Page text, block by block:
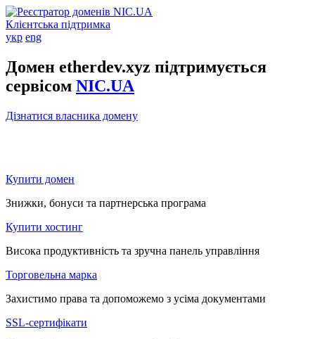
Клієнтська підтримка
укр eng
Домен etherdev.xyz підтримується
сервісом NIC.UA
Дізнатися власника домену
Купити домен
Знижки, бонуси та партнерська програма
Купити хостинг
Висока продуктивність та зручна панель управління
Торговельна марка
Захистимо права та допоможемо з усіма документами
SSL-сертифікати